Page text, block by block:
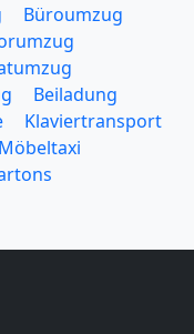
Büroumzug
Beiladung
Klaviertransport
Möbeltaxi